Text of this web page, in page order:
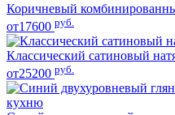
Коричневый
от17600 руб.
Классический сатиновый
от25200 руб.